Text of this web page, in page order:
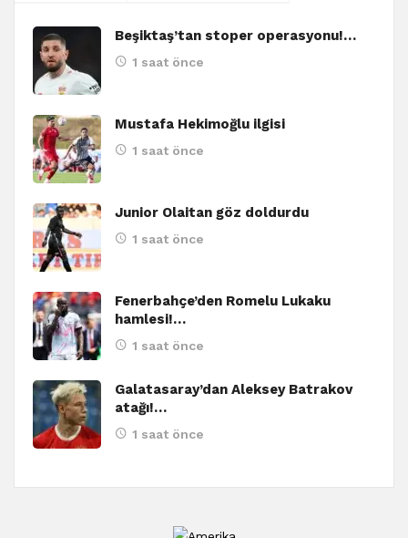
Beşiktaş’tan stoper operasyonu!…
1 saat önce
Mustafa Hekimoğlu ilgisi
1 saat önce
Junior Olaitan göz doldurdu
1 saat önce
Fenerbahçe’den Romelu Lukaku
hamlesi!…
1 saat önce
Galatasaray’dan Aleksey Batrakov
atağı!…
1 saat önce